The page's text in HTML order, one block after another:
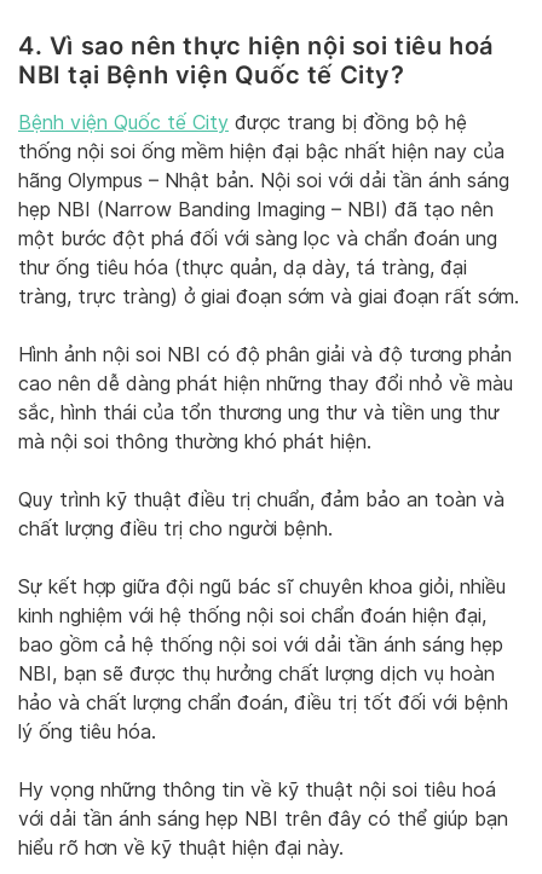
4. Vì sao nên thực hiện nội soi tiêu hoá
NBI tại Bệnh viện Quốc tế City?
Bệnh viện Quốc tế City được trang bị đồng bộ hệ
thống nội soi ống mềm hiện đại bậc nhất hiện nay của
hãng Olympus – Nhật bản. Nội soi với dải tần ánh sáng
hẹp NBI (Narrow Banding Imaging – NBI) đã tạo nên
một bước đột phá đối với sàng lọc và chẩn đoán ung
thư ống tiêu hóa (thực quản, dạ dày, tá tràng, đại
tràng, trực tràng) ở giai đoạn sớm và giai đoạn rất sớm.
Hình ảnh nội soi NBI có độ phân giải và độ tương phản
cao nên dễ dàng phát hiện những thay đổi nhỏ về màu
sắc, hình thái của tổn thương ung thư và tiền ung thư
mà nội soi thông thường khó phát hiện.
Quy trình kỹ thuật điều trị chuẩn, đảm bảo an toàn và
chất lượng điều trị cho người bệnh.
Sự kết hợp giữa đội ngũ bác sĩ chuyên khoa giỏi, nhiều
kinh nghiệm với hệ thống nội soi chẩn đoán hiện đại,
bao gồm cả hệ thống nội soi với dải tần ánh sáng hẹp
NBI, bạn sẽ được thụ hưởng chất lượng dịch vụ hoàn
hảo và chất lượng chẩn đoán, điều trị tốt đối với bệnh
lý ống tiêu hóa.
Hy vọng những thông tin về kỹ thuật nội soi tiêu hoá
với dải tần ánh sáng hẹp NBI trên đây có thể giúp bạn
hiểu rõ hơn về kỹ thuật hiện đại này.